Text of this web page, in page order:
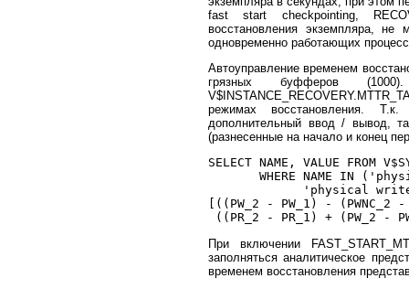
fast start checkpointing,
восстановления экземпляра, не
одновременно работающих
Автоуправление временем
грязных буфферов
режимах восстановления. Т.к.
дополнительный ввод / вывод,
(разнесенные на начало и конец
SELECT NAME, VALUE FROM
WHERE NAME IN
'physical
[((PW_2 - PW_1) - (PWNC_2
При включении
заполняться аналитическое
временем восстановления